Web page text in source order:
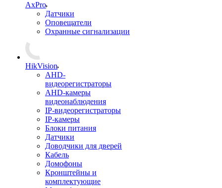
AxPro
Датчики
Оповещатели
Охранные сигнализации
HikVision
AHD-
видеорегистраторы
AHD-камеры
видеонаблюдения
IP-видеорегистраторы
IP-камеры
Блоки питания
Датчики
Доводчики для дверей
Кабель
Домофоны
Кронштейны и
комплектующие